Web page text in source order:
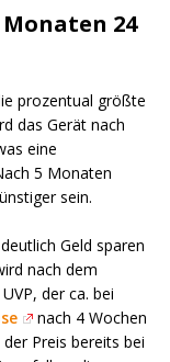
24
prozentual größte
das Gerät nach
eine
5 Monaten
sein.
Geld sparen
nach dem
UVP, derca. bei
nach 4 Wochen
Preis bereits bei